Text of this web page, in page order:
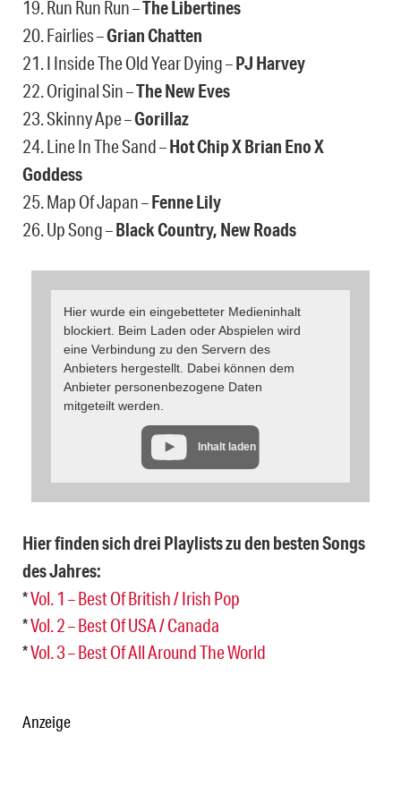
19. Run Run Run –The Libertines
20. Fairlies –Grian Chatten
21. I Inside The Old Year Dying –PJ Harvey
22. Original Sin –The New Eves
23. Skinny Ape –Gorillaz
24. Line In The Sand –Hot Chip X Brian Eno X
Goddess
25. Map Of Japan –Fenne Lily
26. Up Song –Black Country, New Roads
Hier wurde ein eingebetteter Medieninhalt
blockiert. Beim Laden oder Abspielen wird
eine Verbindung zu den Servern des
Anbieters hergestellt. Dabei können dem
Anbieter personenbezogene Daten
mitgeteilt werden.
Inhalt laden
Hier finden sich drei Playlists zu den besten Songs
des Jahres:
*Vol. 1 – Best Of British / Irish Pop
*Vol. 2 – Best Of USA / Canada
*Vol. 3 – Best Of All Around The World
Anzeige